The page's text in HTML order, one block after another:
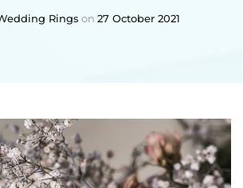
Rings on 27 October 2021